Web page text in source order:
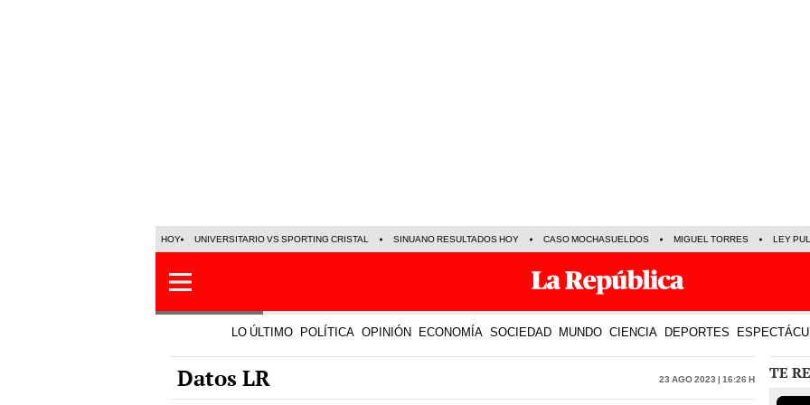
HOY UNIVERSITARIO VS SPORTING CRISTAL SINUANO RESULTADOS HOY CASO MOCHASUELDOS MIGUEL TORRES LEY
LO ÚLTIMO POLÍTICA OPINIÓN ECONOMÍA SOCIEDAD MUNDO CIENCIA DEPORTES
Datos LR 23 Ago 2023 | 16:26 h TE